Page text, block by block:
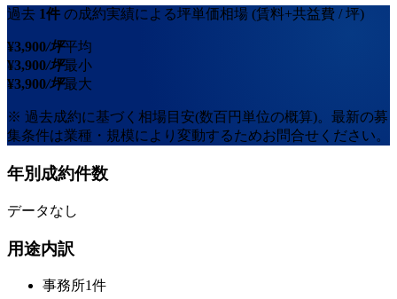
過去 1件 の成約実績による坪単価相場 (賃料+共益費 / 坪)
¥3,900/坪平均
¥3,900/坪最小
¥3,900/坪最大
※ 過去成約に基づく相場目安(数百円単位の概算)。最新の募
集条件は業種・規模により変動するためお問合せください。
年別成約件数
データなし
用途内訳
事務所1件